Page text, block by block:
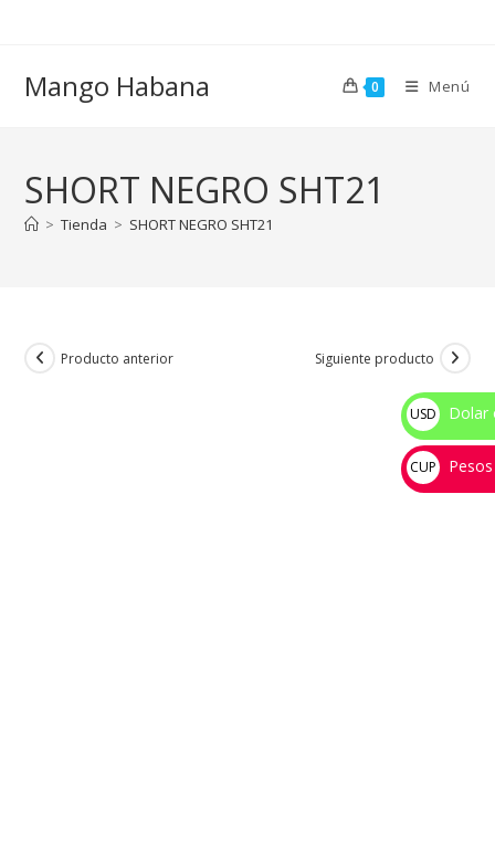
Mango Habana 0 Menú
SHORT NEGRO SHT21
> Tienda > SHORT NEGRO SHT21
Producto anterior Siguiente producto
USD
$
Dolar
CUP
💰
Pesos